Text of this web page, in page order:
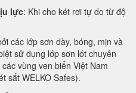
lực: Khi cho két rơi tự do từ độ
các lớp sơn dày, bóng, mịn và
sử dụng lớp sơn lót chuyên
vùng ven biển Việt Nam
sắt WELKO Safes).